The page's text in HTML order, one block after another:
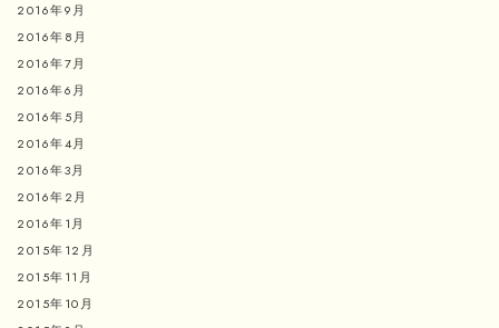
2016年9月
2016年8月
2016年7月
2016年6月
2016年5月
2016年4月
2016年3月
2016年2月
2016年1月
2015年12月
2015年11月
2015年10月